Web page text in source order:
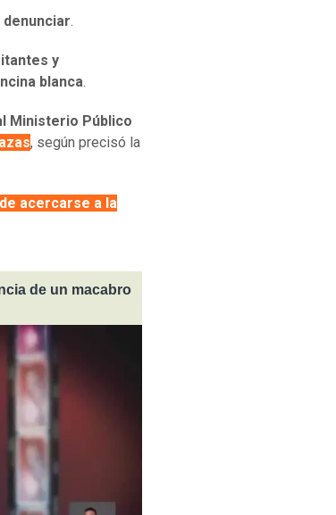
.
y
blanca.
Ministerio Público
, según precisó la
acercarse a la
de un macabro